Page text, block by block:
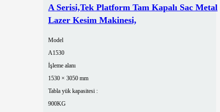
A Serisi,Tek Platform Tam Kapalı Sac Metal
Lazer Kesim Makinesi,
Model
A1530
İşleme alanı
1530 × 3050 mm
Tabla yük kapasitesi :
900KG